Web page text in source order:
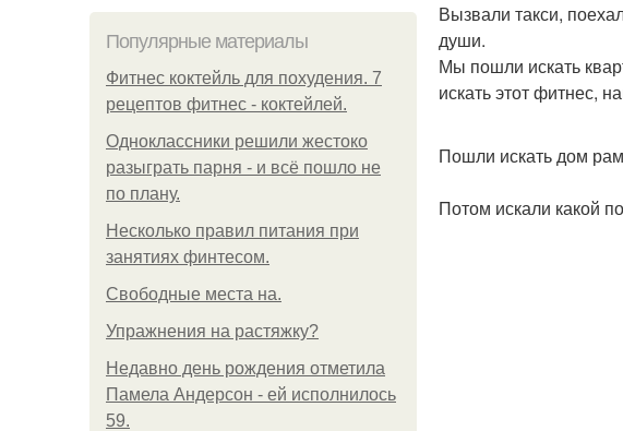
Популярные материалы
Фитнес коктейль для похудения. 7
рецептов фитнес - коктейлей.
Одноклассники решили жестоко
разыграть парня - и всё пошло не
по плану.
Несколько правил питания при
занятиях финтесом.
Свободные места на.
Упражнения на растяжку?
Недавно день рождения отметила
Памела Андерсон - ей исполнилось
59.
Вызвали такси,
души.
Мы пошли искать
искать этот фитнес,
Пошли искать дом
Потом искали какой